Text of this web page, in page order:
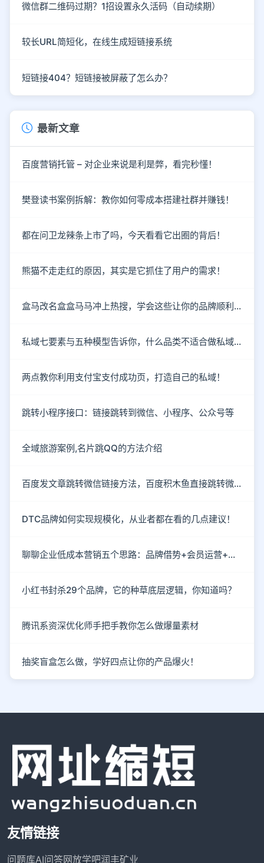
微信群二维码过期？1招设置永久活码（自动续期）
较长URL简短化，在线生成短链接系统
短链接404？短链接被屏蔽了怎么办？
最新文章
百度营销托管 – 对企业来说是利是弊，看完秒懂！
樊登读书案例拆解：教你如何零成本搭建社群并赚钱！
都在问卫龙辣条上市了吗，今天看看它出圈的背后！
熊猫不走走红的原因，其实是它抓住了用户的需求！
盒马改名盒盒马马冲上热搜，学会这些让你的品牌顺利出圈！
私域七要素与五种模型告诉你，什么品类不适合做私域！
两点教你利用支付宝支付成功页，打造自己的私域！
跳转小程序接口：链接跳转到微信、小程序、公众号等
全域旅游案例,名片跳QQ的方法介绍
百度发文章跳转微信链接方法，百度积木鱼直接跳转微信
DTC品牌如何实现规模化，从业者都在看的几点建议！
聊聊企业低成本营销五个思路：品牌借势+会员运营+情感营销
小红书封杀29个品牌，它的种草底层逻辑，你知道吗？
腾讯系资深优化师手把手教你怎么做爆量素材
抽奖盲盒怎么做，学好四点让你的产品爆火！
友情链接
问题库AI问答网放学吧润丰矿业